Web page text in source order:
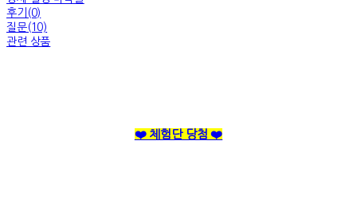
후기(0)
질문(10)
관련 상품
❤️ 체험단 당첨 ❤️